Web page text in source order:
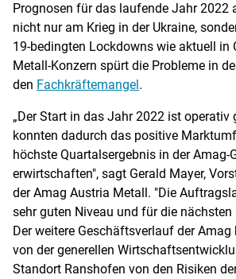
Prognosen für das laufende Jahr 2022
nicht nur am Krieg in der Ukraine,
19-bedingten Lockdowns wie aktuell in
Metall-Konzern spürt die Probleme in
den Fachkräftemangel.
„Der Start in das Jahr 2022 ist operativ
konnten dadurch das positive
höchste Quartalsergebnis in der Amag-
erwirtschaften", sagt Gerald Mayer,
der Amag Austria Metall. "Die
sehr guten Niveau und für die
Der weitere Geschäftsverlauf der
von der generellen
Standort Ranshofen von den Risiken